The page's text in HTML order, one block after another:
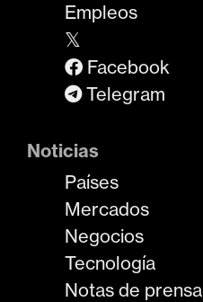
Empleos
𝕏
Facebook
Telegram
Noticias
Países
Mercados
Negocios
Tecnología
Notas de prensa